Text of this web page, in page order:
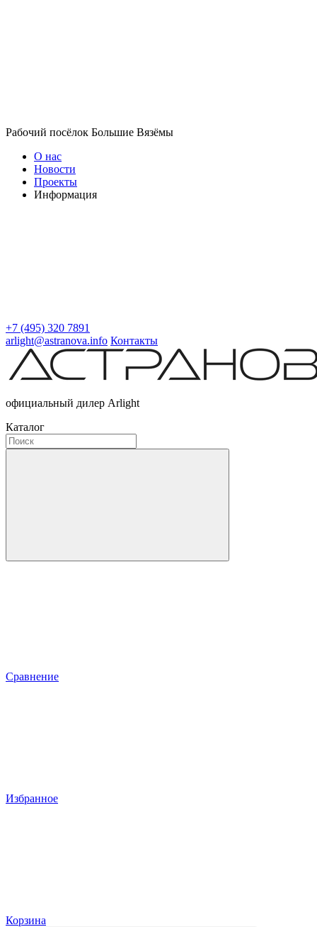
Рабочий посёлок Большие Вязёмы
О нас
Новости
Проекты
Информация
+7 (495) 320 7891
arlight@astranova.info Контакты
официальный дилер Arlight
Каталог
Сравнение
Избранное
Корзина